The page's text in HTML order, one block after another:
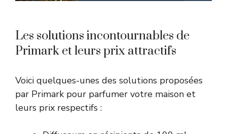
Les solutions incontournables de
Primark et leurs prix attractifs
Voici quelques-unes des solutions proposées
par Primark pour parfumer votre maison et
leurs prix respectifs :